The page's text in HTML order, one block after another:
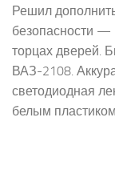
Решил
безопасности
торцах дверей.
ВАЗ-2108.
светодиодная
белым